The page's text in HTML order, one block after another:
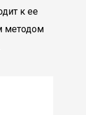
к ее
методом